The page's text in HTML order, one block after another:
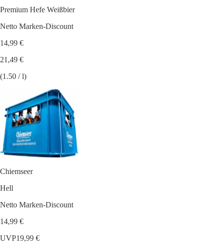
Premium Hefe Weißbier
Netto Marken-Discount
14,99 €
21,49 €
(1.50 / l)
Chiemseer
Hell
Netto Marken-Discount
14,99 €
UVP19,99 €